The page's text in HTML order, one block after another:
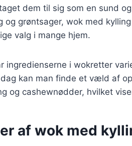
dem til sig som en sund
og grøntsager, wok med
valg i mange hjem.
ingredienserne i wokretter
kan man finde et væld af
og cashewnødder, hvilket
af wok med